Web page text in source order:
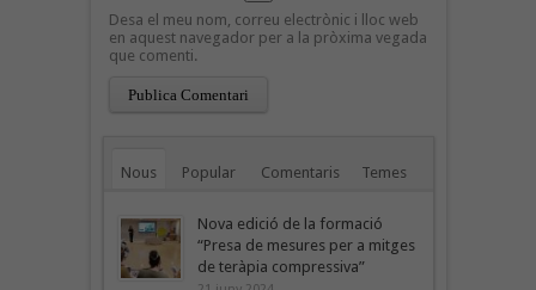
Desa el meu nom, correu electrònic i lloc web
en aquest navegador per a la pròxima vegada
que comenti.
Nous Popular Comentaris Temes
Nova edició de la formació
“Presa de mesures per a mitges
de teràpia compressiva”